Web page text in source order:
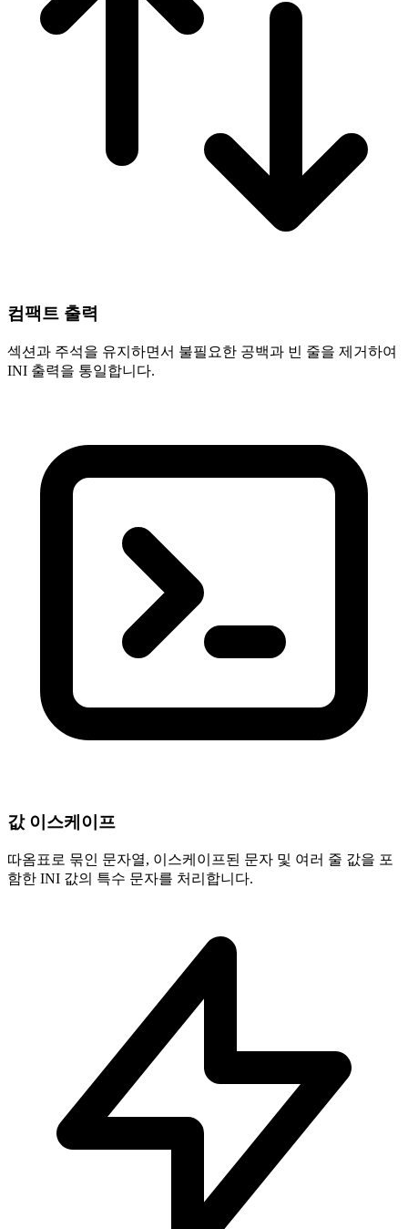
컴팩트 출력
섹션과 주석을 유지하면서 불필요한 공백과 빈 줄을 제거하여
INI 출력을 통일합니다.
값 이스케이프
따옴표로 묶인 문자열, 이스케이프된 문자 및 여러 줄 값을 포
함한 INI 값의 특수 문자를 처리합니다.